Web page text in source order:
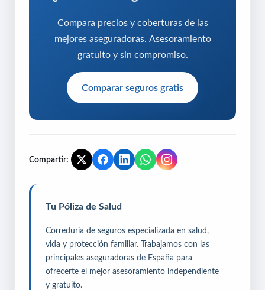
Compara precios y coberturas de las
mejores aseguradoras. Asesoramiento
gratuito y sin compromiso.
Comparar seguros gratis
Compartir:
Tu Póliza de Salud
Correduría de seguros especializada en salud,
vida y protección familiar. Trabajamos con las
principales aseguradoras de España para
ofrecerte el mejor asesoramiento independiente
y gratuito.